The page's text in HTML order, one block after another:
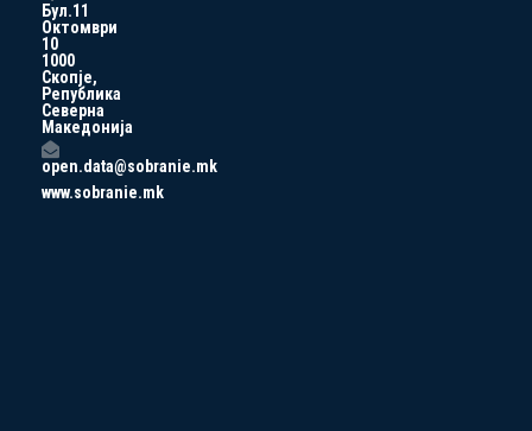
Бул.11
Октомври
10
1000
Скопје,
Република
Северна
Македонија
open.data@sobranie.mk
www.sobranie.mk